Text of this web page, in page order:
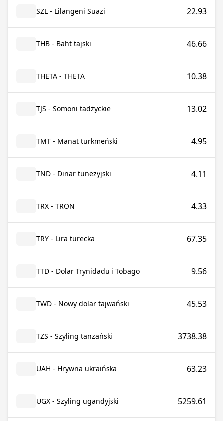
SZL - Lilangeni Suazi 22.93
THB - Baht tajski 46.66
THETA - THETA 10.38
TJS - Somoni tadżyckie 13.02
TMT - Manat turkmeński 4.95
TND - Dinar tunezyjski 4.11
TRX - TRON 4.33
TRY - Lira turecka 67.35
TTD - Dolar Trynidadu i Tobago 9.56
TWD - Nowy dolar tajwański 45.53
TZS - Szyling tanzański 3738.38
UAH - Hrywna ukraińska 63.23
UGX - Szyling ugandyjski 5259.61